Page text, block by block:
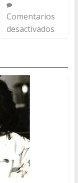
Comentarios
desactivados